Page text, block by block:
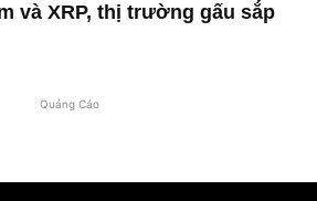
và XRP, thị trường gấu sắp
Quảng Cáo